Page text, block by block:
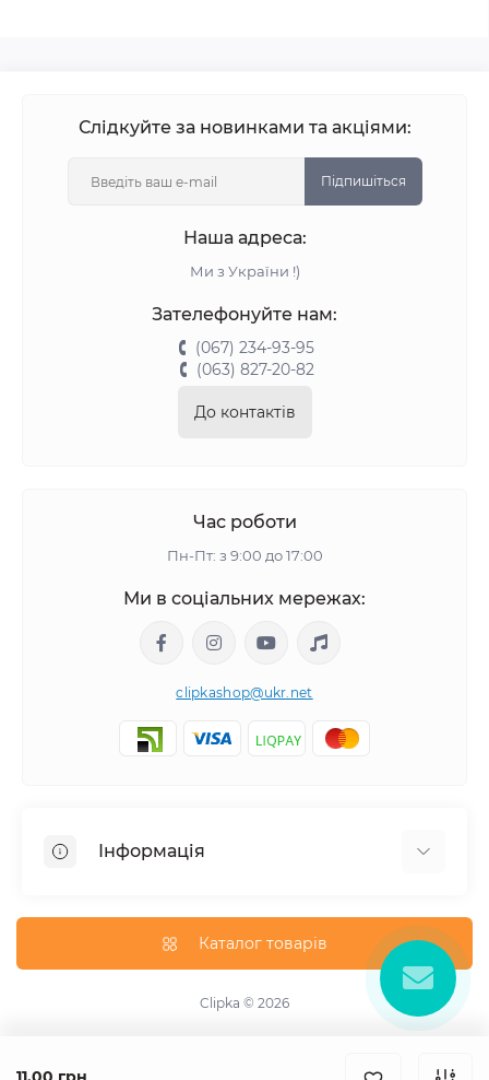
Слідкуйте за новинками та акціями:
Підпишіться
Наша адреса:
Ми з України !)
Зателефонуйте нам:
(067) 234-93-95
(063) 827-20-82
До контактів
Час роботи
Пн-Пт: з 9:00 до 17:00
Ми в соціальних мережах:
clipkashop@ukr.net
Інформація
Контакти
Каталог товарів
Clipka © 2026